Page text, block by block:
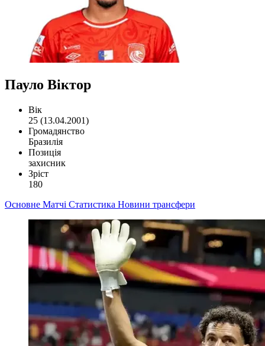
Пауло Віктор
Вік
25 (13.04.2001)
Громадянство
Бразилія
Позиція
захисник
Зріст
180
Основне Матчі Статистика Новини трансфери